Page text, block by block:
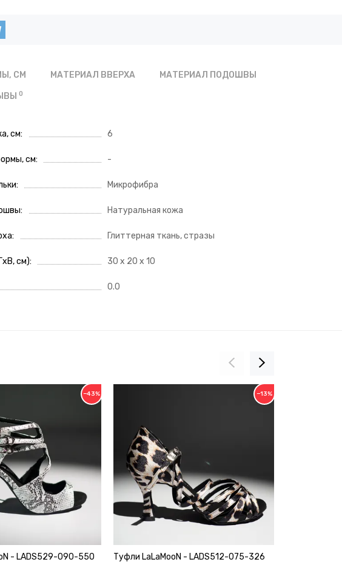
СМ МАТЕРИАЛ ВВЕРХА МАТЕРИАЛ ПОДОШВЫ
0
см 6
см -
Микрофибра
Натуральная кожа
Глиттерная ткань, стразы
см) 30 x 20 x 10
0.0
−43%
- LADS529-090-550
−13%
Туфли LaLaMooN - LADS512-075-326